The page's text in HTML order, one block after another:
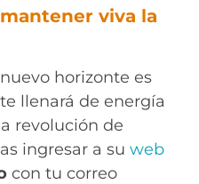
viva la
horizonte es
llenará de energía
revolución de
ingresar a su web
con tu correo